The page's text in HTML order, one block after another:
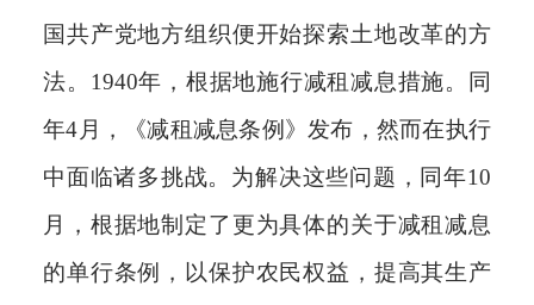
国共产党地方组织便开始探索土地改革的方
法。1940年，根据地施行减租减息措施。同
年4月，《减租减息条例》发布，然而在执行
中面临诸多挑战。为解决这些问题，同年10
月，根据地制定了更为具体的关于减租减息
的单行条例，以保护农民权益，提高其生产